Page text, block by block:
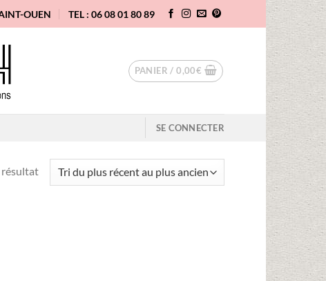
OUEN TEL : 06 08 01 80 89
PANIER /0,00€
SE CONNECTER
résultat